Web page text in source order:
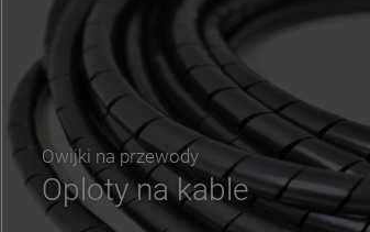
Owijki na przewody
Oploty na kable